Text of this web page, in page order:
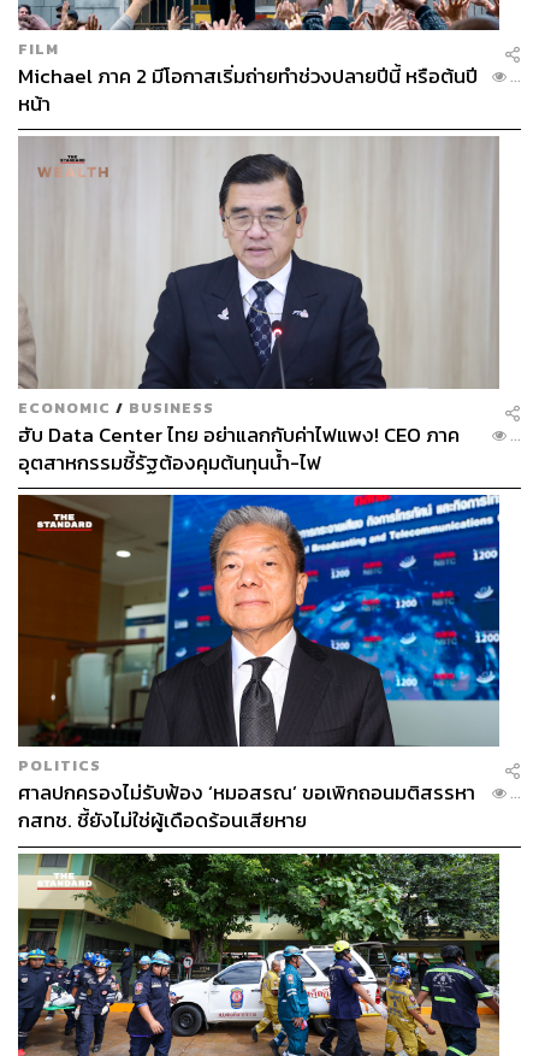
FILM
Michael ภาค 2 มีโอกาสเริ่มถ่ายทำช่วงปลายปีนี้ หรือต้นปี
หน้า
...
ECONOMIC / BUSINESS
ฮับ Data Center ไทย อย่าแลกกับค่าไฟแพง! CEO ภาค
อุตสาหกรรมชี้รัฐต้องคุมต้นทุนน้ำ-ไฟ
...
POLITICS
ศาลปกครองไม่รับฟ้อง ‘หมอสรณ’ ขอเพิกถอนมติสรรหา
กสทช. ชี้ยังไม่ใช่ผู้เดือดร้อนเสียหาย
...